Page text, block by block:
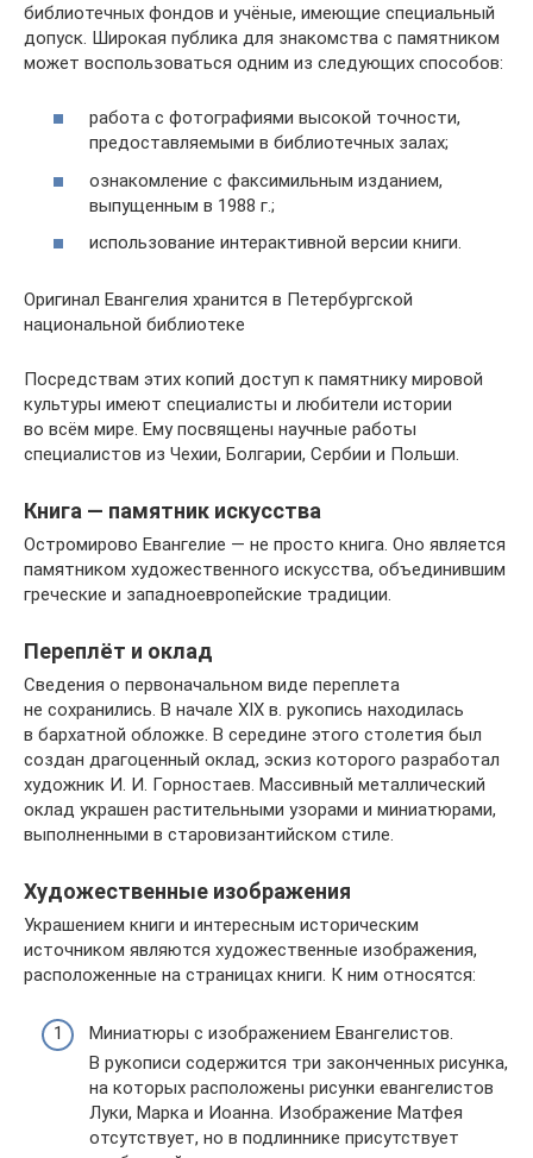
библиотечных фондов и учёные, имеющие специальный
допуск. Широкая публика для знакомства с памятником
может воспользоваться одним из следующих способов:
работа с фотографиями высокой точности,
предоставляемыми в библиотечных залах;
ознакомление с факсимильным изданием,
выпущенным в 1988 г.;
использование интерактивной версии книги.
Оригинал Евангелия хранится в Петербургской
национальной библиотеке
Посредствам этих копий доступ к памятнику мировой
культуры имеют специалисты и любители истории
во всём мире. Ему посвящены научные работы
специалистов из Чехии, Болгарии, Сербии и Польши.
Книга — памятник искусства
Остромирово Евангелие — не просто книга. Оно является
памятником художественного искусства, объединившим
греческие и западноевропейские традиции.
Переплёт и оклад
Сведения о первоначальном виде переплета
не сохранились. В начале XIX в. рукопись находилась
в бархатной обложке. В середине этого столетия был
создан драгоценный оклад, эскиз которого разработал
художник И. И. Горностаев. Массивный металлический
оклад украшен растительными узорами и миниатюрами,
выполненными в старовизантийском стиле.
Художественные изображения
Украшением книги и интересным историческим
источником являются художественные изображения,
расположенные на страницах книги. К ним относятся:
Миниатюры с изображением Евангелистов.
В рукописи содержится три законченных рисунка,
на которых расположены рисунки евангелистов
Луки, Марка и Иоанна. Изображение Матфея
отсутствует, но в подлиннике присутствует